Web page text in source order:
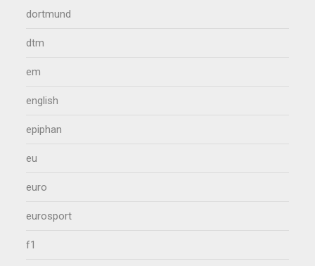
dortmund
dtm
em
english
epiphan
eu
euro
eurosport
f1